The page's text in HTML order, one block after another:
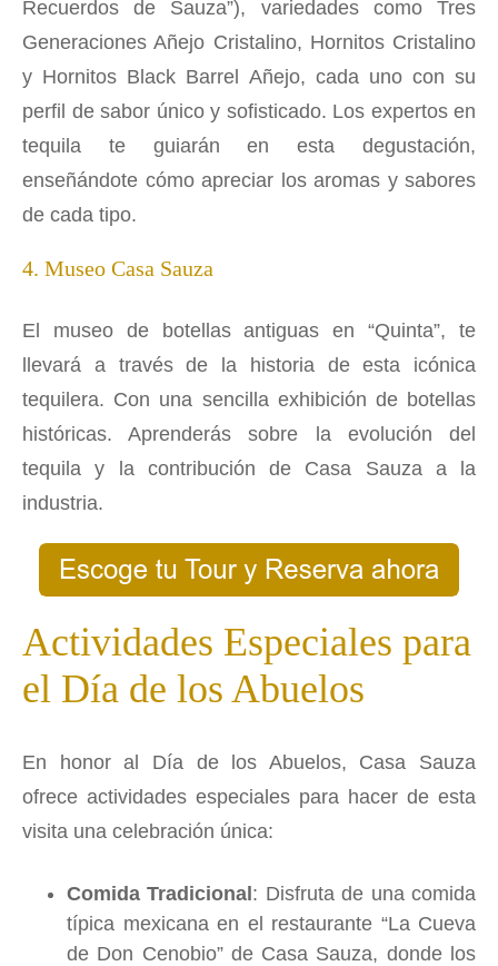
Recuerdos de Sauza”), variedades como Tres
Generaciones Añejo Cristalino, Hornitos Cristalino
y Hornitos Black Barrel Añejo, cada uno con su
perfil de sabor único y sofisticado. Los expertos en
tequila te guiarán en esta degustación,
enseñándote cómo apreciar los aromas y sabores
de cada tipo.
4. Museo Casa Sauza
El museo de botellas antiguas en “Quinta”, te
llevará a través de la historia de esta icónica
tequilera. Con una sencilla exhibición de botellas
históricas. Aprenderás sobre la evolución del
tequila y la contribución de Casa Sauza a la
industria.
Actividades Especiales para
el Día de los Abuelos
En honor al Día de los Abuelos, Casa Sauza
ofrece actividades especiales para hacer de esta
visita una celebración única:
Comida Tradicional: Disfruta de una comida
típica mexicana en el restaurante “La Cueva
de Don Cenobio” de Casa Sauza, donde los